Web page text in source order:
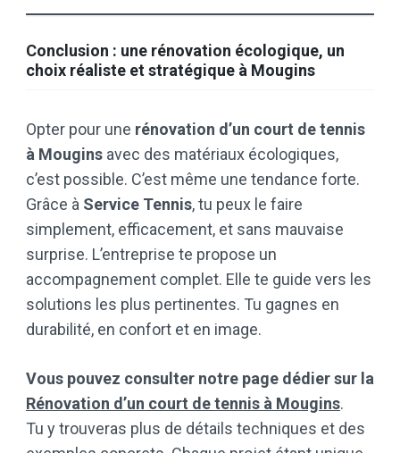
Conclusion : une rénovation écologique, un
choix réaliste et stratégique à Mougins
Opter pour une rénovation d’un court de tennis
à Mougins avec des matériaux écologiques,
c’est possible. C’est même une tendance forte.
Grâce à Service Tennis, tu peux le faire
simplement, efficacement, et sans mauvaise
surprise. L’entreprise te propose un
accompagnement complet. Elle te guide vers les
solutions les plus pertinentes. Tu gagnes en
durabilité, en confort et en image.
Vous pouvez consulter notre page dédier sur la
Rénovation d’un court de tennis à Mougins.
Tu y trouveras plus de détails techniques et des